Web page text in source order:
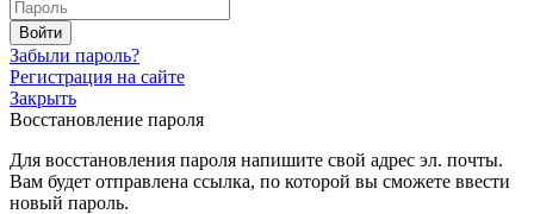
Забыли пароль?
Регистрация на сайте
Закрыть
Восстановление пароля
Для восстановления пароля напишите свой адрес эл. почты.
Вам будет отправлена ссылка, по которой вы сможете ввести
новый пароль.